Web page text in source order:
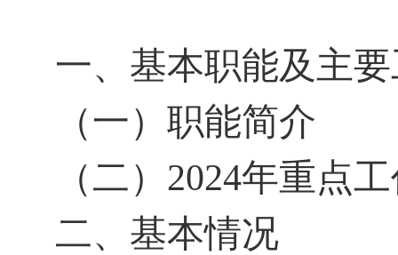
一、基本职能及主
（一）职能简介
（二） 2024年重点
二、基本情况